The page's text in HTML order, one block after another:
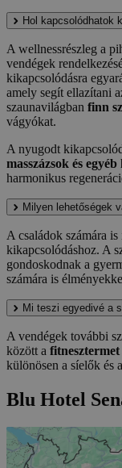
Hol kapcsolódhatok
A wellnessrészleg a
vendégek
kikapcsolódásra
amely segít ellazítani
szaunavilágban finn
vágyókat.
A nyugodt
masszázsok és egyéb
harmonikus
Milyen lehetőségek
A családok számára
kikapcsolódáshoz. A
gondoskodnak a
számára is
Mi teszi egyedivé a
A vendégek további
között a fitnesztermet
különösen a síelők és
Blu Hotel